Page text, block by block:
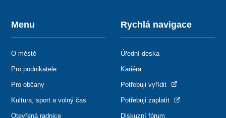
Menu
O městě
Pro podnikatele
Pro občany
Kultura, sport a volný čas
Otevřená radnice
Rychlá navigace
Úřední deska
Kariéra
Potřebuji vyřídit
Potřebuji zaplatit
Diskuzní fórum